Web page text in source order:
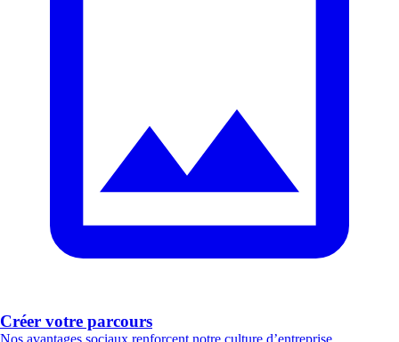
Créer votre parcours
Nos avantages sociaux renforcent notre culture d’entreprise